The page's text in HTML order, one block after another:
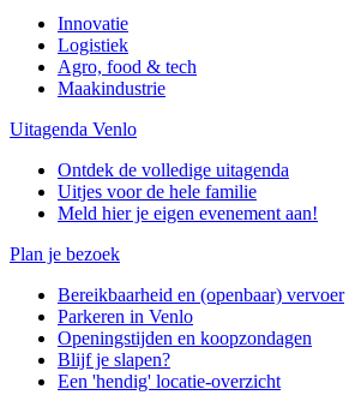
Innovatie
Logistiek
Agro, food & tech
Maakindustrie
Uitagenda Venlo
Ontdek de volledige uitagenda
Uitjes voor de hele familie
Meld hier je eigen evenement aan!
Plan je bezoek
Bereikbaarheid en (openbaar) vervoer
Parkeren in Venlo
Openingstijden en koopzondagen
Blijf je slapen?
Een 'hendig' locatie-overzicht